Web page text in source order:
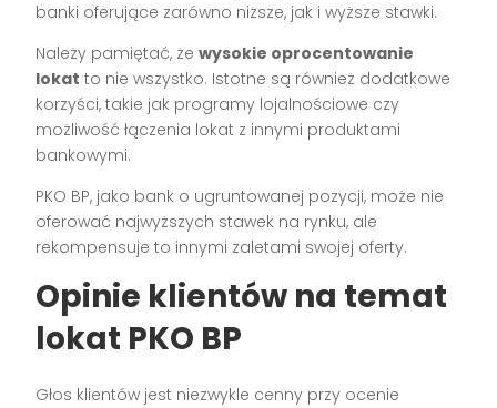
banki oferujące zarówno niższe, jak i wyższe stawki.
Należy pamiętać, żewysokie oprocentowanie
lokat to nie wszystko. Istotne są również dodatkowe
korzyści, takie jak programy lojalnościowe czy
możliwość łączenia lokat z innymi produktami
bankowymi.
PKO BP, jako bank o ugruntowanej pozycji, może nie
oferować najwyższych stawek na rynku, ale
rekompensuje to innymi zaletami swojej oferty.
Opinie klientów na temat
lokat PKO BP
Głos klientów jest niezwykle cenny przy ocenie